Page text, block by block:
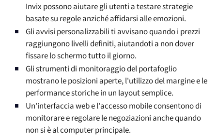
Invix possono aiutare gli utenti a testare strategie
basate su regole anziché affidarsi alle emozioni.
Gli avvisi personalizzabili ti avvisano quando i prezzi
raggiungono livelli definiti, aiutandoti a non dover
fissare lo schermo tutto il giorno.
Gli strumenti di monitoraggio del portafoglio
mostrano le posizioni aperte, l'utilizzo del margine e le
performance storiche in un layout semplice.
Un'interfaccia web e l'accesso mobile consentono di
monitorare e regolare le negoziazioni anche quando
non si è al computer principale.